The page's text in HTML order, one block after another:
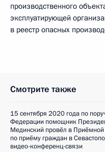
производственного
эксплуатирующей
в реестр опасных
Смотрите также
15 сентября 2020 года по
Федерации помощник
Мединский провёл в
по приёму граждан в
видео-конференц-связи